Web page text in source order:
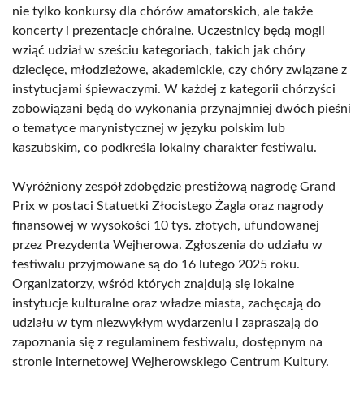
nie tylko konkursy dla chórów amatorskich, ale także
koncerty i prezentacje chóralne. Uczestnicy będą mogli
wziąć udział w sześciu kategoriach, takich jak chóry
dziecięce, młodzieżowe, akademickie, czy chóry związane z
instytucjami śpiewaczymi. W każdej z kategorii chórzyści
zobowiązani będą do wykonania przynajmniej dwóch pieśni
o tematyce marynistycznej w języku polskim lub
kaszubskim, co podkreśla lokalny charakter festiwalu.
Wyróżniony zespół zdobędzie prestiżową nagrodę Grand
Prix w postaci Statuetki Złocistego Żagla oraz nagrody
finansowej w wysokości 10 tys. złotych, ufundowanej
przez Prezydenta Wejherowa. Zgłoszenia do udziału w
festiwalu przyjmowane są do 16 lutego 2025 roku.
Organizatorzy, wśród których znajdują się lokalne
instytucje kulturalne oraz władze miasta, zachęcają do
udziału w tym niezwykłym wydarzeniu i zapraszają do
zapoznania się z regulaminem festiwalu, dostępnym na
stronie internetowej Wejherowskiego Centrum Kultury.